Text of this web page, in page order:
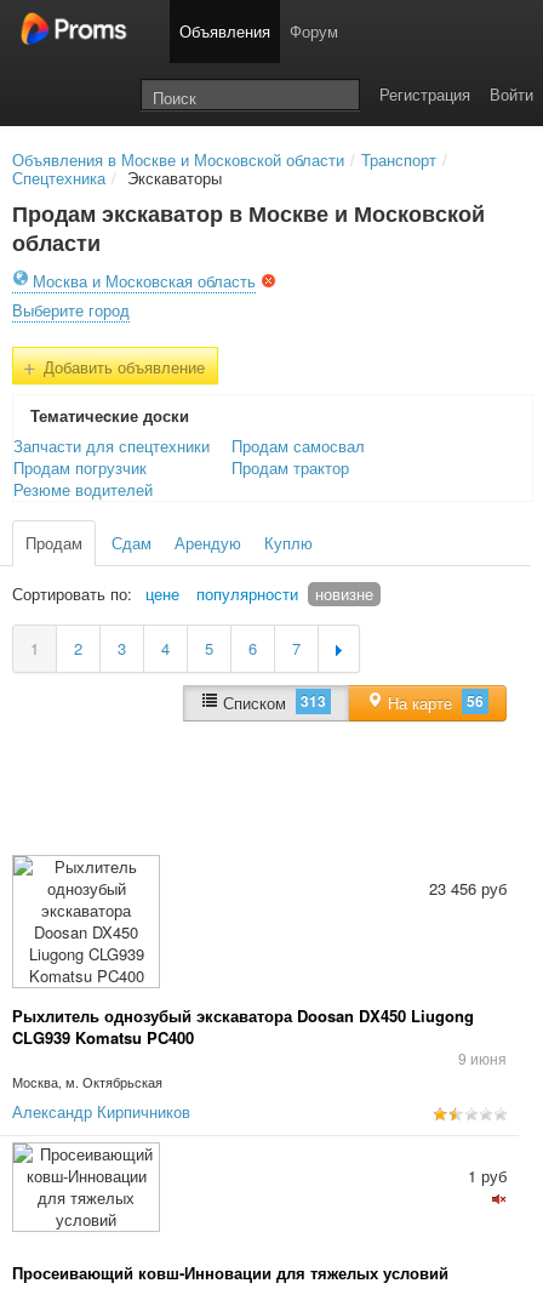
Объявления Форум
Войти
Регистрация
Объявления в Москве и Московской области / Транспорт /
Спецтехника / Экскаваторы
Продам экскаватор в Москве и Московской
области
Москва и Московская область
Выберите город
+Добавить объявление
Тематичеcкие доски
Запчасти для спецтехники
Продам погрузчик
Продам самосвал
Продам трактор
Резюме водителей
Продам Сдам Арендую Куплю
Сортировать по: цене популярности новизне
1 2 3 4 5 6 7
Списком 313 На карте 56
Рыхлитель однозубый экскаватора Doosan DX450 Liugong
CLG939 Komatsu PC400
9 июня
Москва, м. Октябрьская
23 456 руб
Александр Кирпичников
Просеивающий ковш-Инновации для тяжелых условий
1 руб